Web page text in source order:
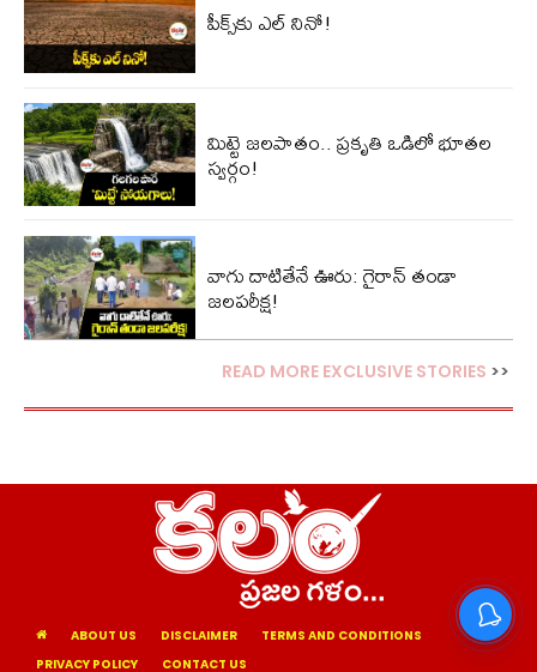
పీక్స్‌కు ఎల్‌ నినో!
మిట్టె జలపాతం.. ప్రకృతి ఒడిలో భూతల
స్వర్గం!
వాగు దాటితేనే ఊరు: గైరాన్ తండా
జలపరీక్ష!
READ MORE EXCLUSIVE STORIES >>
ABOUT US DISCLAIMER
TERMS AND CONDITIONS
PRIVACY POLICY
CONTACT US